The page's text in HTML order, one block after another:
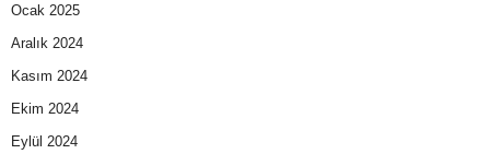
Ocak 2025
Aralık 2024
Kasım 2024
Ekim 2024
Eylül 2024